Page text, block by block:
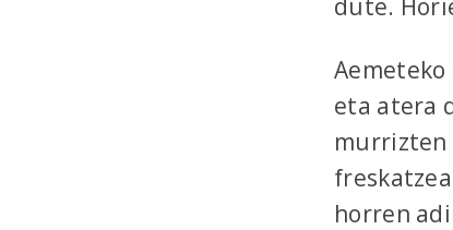
dute.
eta atera
murrizten
horren